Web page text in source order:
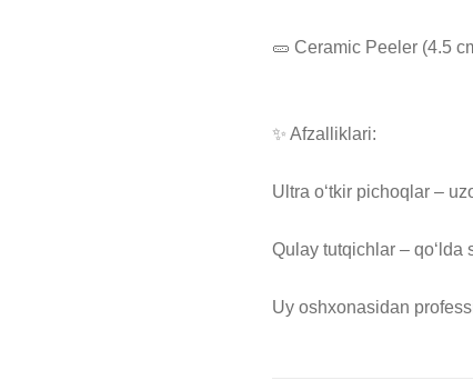
🥒 Ceramic Peeler (4.5
✨ Afzalliklari:
Ultra o‘tkir pichoqlar –
Qulay tutqichlar – qo‘lda
Uy oshxonasidan